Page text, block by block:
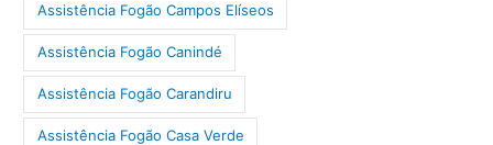
Assistência Fogão Campos Elíseos
Assistência Fogão Canindé
Assistência Fogão Carandiru
Assistência Fogão Casa Verde